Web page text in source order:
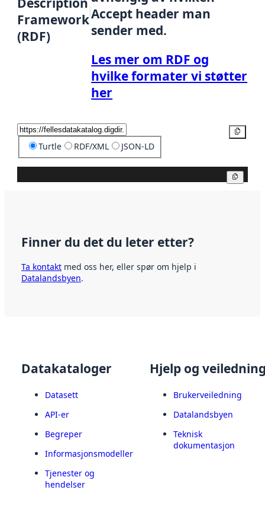
Framework
(RDF)
Accept header man
sender med.
Les mer om RDF og
hvilke formater vi støtter
her
Turtle RDF/XML JSON-LD
Finner du det du leter etter?
Ta kontakt med oss her, eller spør om hjelp i
Datalandsbyen.
Datakataloger
Datasett
API-er
Begreper
Informasjonsmodeller
Tjenester og
hendelser
Hjelp og
Brukerveiledning
Datalandsbyen
Teknisk
dokumentasjon